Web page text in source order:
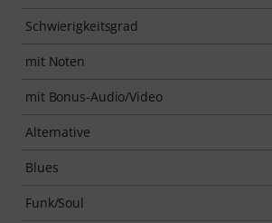
Schwierigkeitsgrad
mit Noten
mit Bonus-Audio/Video
Alternative
Blues
Funk/Soul